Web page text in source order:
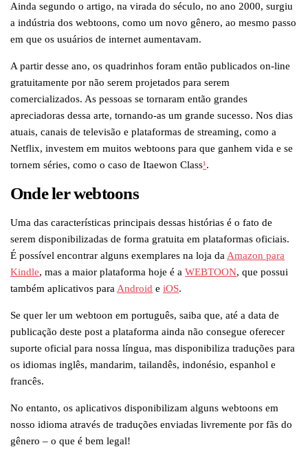
Ainda segundo o artigo, na virada do século, no ano 2000, surgiu
a indústria dos webtoons, como um novo gênero, ao mesmo passo
em que os usuários de internet aumentavam.
A partir desse ano, os quadrinhos foram então publicados on-line
gratuitamente por não serem projetados para serem
comercializados. As pessoas se tornaram então grandes
apreciadoras dessa arte, tornando-as um grande sucesso. Nos dias
atuais, canais de televisão e plataformas de streaming, como a
Netflix, investem em muitos webtoons para que ganhem vida e se
tornem séries, como o caso de Itaewon Class¹.
Onde ler webtoons
Uma das características principais dessas histórias é o fato de
serem disponibilizadas de forma gratuita em plataformas oficiais.
É possível encontrar alguns exemplares na loja daAmazon para
Kindle, mas a maior plataforma hoje é a WEBTOON, que possui
também aplicativos paraAndroid e iOS.
Se quer ler um webtoon em português, saiba que, até a data de
publicação deste post a plataforma ainda não consegue oferecer
suporte oficial para nossa língua, mas disponibiliza traduções para
os idiomas inglês, mandarim, tailandês, indonésio, espanhol e
francês.
No entanto, os aplicativos disponibilizam alguns webtoons em
nosso idioma através de traduções enviadas livremente por fãs do
gênero – o que é bem legal!